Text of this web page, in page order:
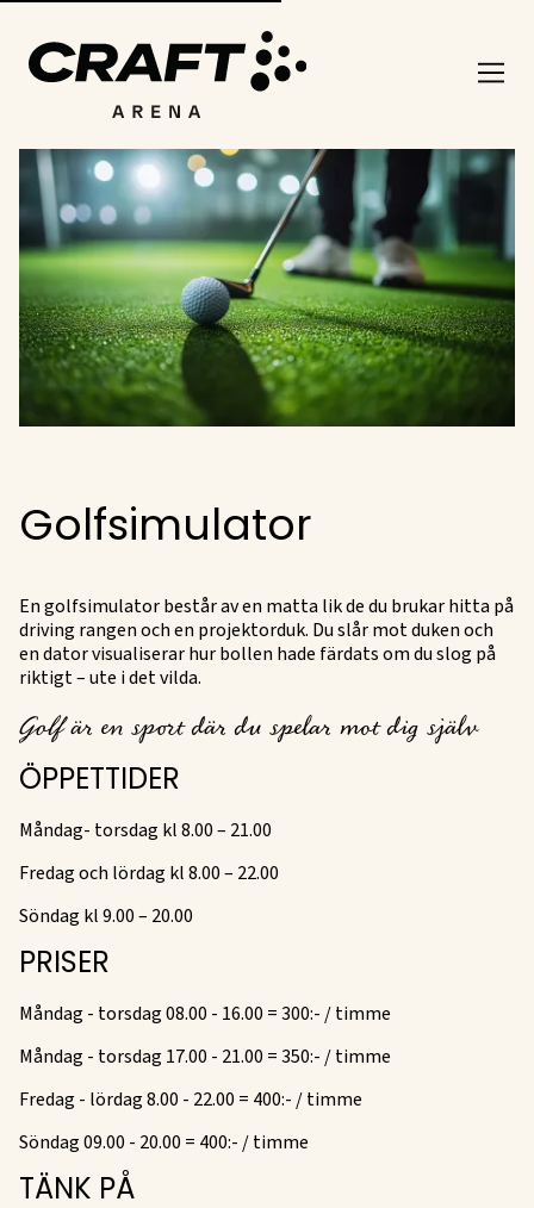
Golfsimulator
En golfsimulator består av en matta lik de du brukar hitta på
driving rangen och en projektorduk. Du slår mot duken och
en dator visualiserar hur bollen hade färdats om du slog på
riktigt – ute i det vilda.
Golfär en sport där du spelar mot dig själv
ÖPPETTIDER
Måndag- torsdag kl 8.00 – 21.00
Fredag ​​och lördag kl 8.00 – 22.00
Söndag kl 9.00 – 20.00
PRISER
Måndag - torsdag 08.00 - 16.00 = 300:- / timme
Måndag - torsdag 17.00 - 21.00 = 350:- / timme
Fredag - lördag 8.00 - 22.00 = 400:- / timme
Söndag 09.00 - 20.00 = 400:- / timme
TÄNK PÅ